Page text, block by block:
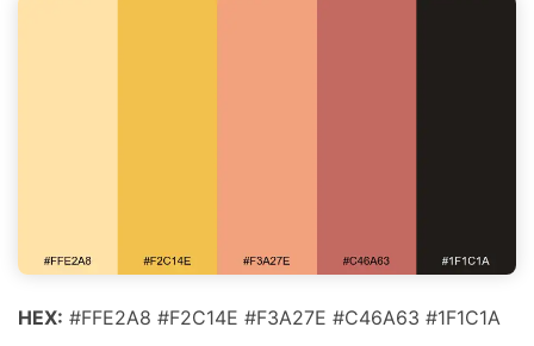
HEX: #FFE2A8 #F2C14E #F3A27E #C46A63 #1F1C1A